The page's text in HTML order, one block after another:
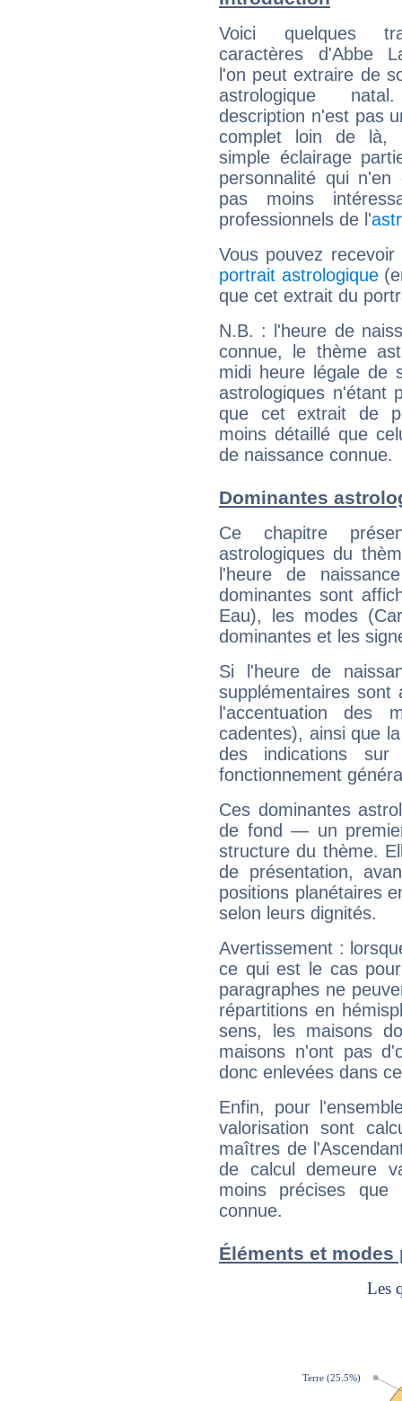
Voici quelques
caractères d'Abbe
l'on peut extraire de
astrologique
description n'est pas
complet loin de là,
simple éclairage
personnalité qui n'en
pas moins
professionnels de l'
Vous pouvez
portrait astrologique
que cet extrait du
N.B. : l'heure de
connue, le thème
midi heure légale de
astrologiques n'étant
que cet extrait de
moins détaillé que
de naissance connue.
Dominantes
Ce chapitre
astrologiques du
l'heure de
dominantes sont
Eau), les modes
dominantes et les
Si l'heure de
supplémentaires sont
l'accentuation des
cadentes), ainsi que
des indications sur
fonctionnement
Ces dominantes
de fond — un
structure du thème.
de présentation,
positions planétaires
selon leurs dignités.
Avertissement :
ce qui est le cas
paragraphes ne
répartitions en
sens, les maisons
maisons n'ont pas
donc enlevées dans
Enfin, pour
valorisation sont
maîtres de
de calcul demeure
moins précises que
connue.
Éléments et modes